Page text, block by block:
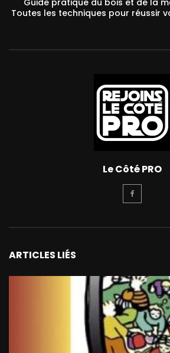
Guide pratique du bois et de la
Toutes les techniques pour réussir
Le Côté PRO
ARTICLES LIÉS